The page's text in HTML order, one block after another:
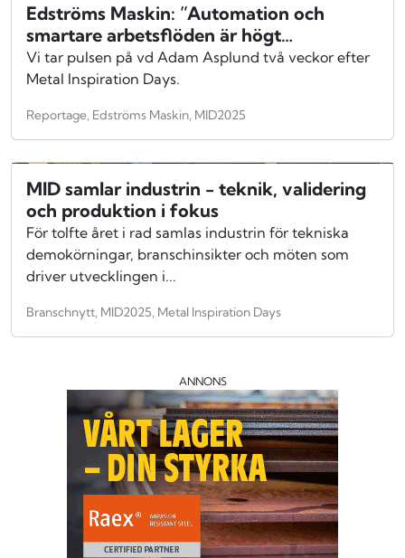
Edströms Maskin: ”Automation och
smartare arbetsflöden är högt
prioriterat”
Vi tar pulsen på vd Adam Asplund två veckor efter
Metal Inspiration Days.
Reportage, Edströms Maskin, MID2025
MID samlar industrin - teknik, validering
och produktion i fokus
För tolfte året i rad samlas industrin för tekniska
demo­körningar, branschinsikter och möten som
driver utvecklingen i...
Branschnytt, MID2025, Metal Inspiration Days
ANNONS